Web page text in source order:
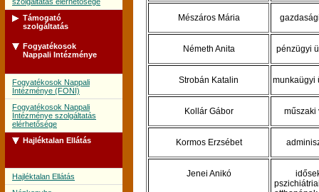
Támogató
szolgáltatás
Támogató szolgálat
szolgáltatás elérhetősége
Fogyatékosok
Nappali Intézménye
Fogyatékosok Nappali
Intézménye (FONI)
Fogyatékosok Nappali
Intézménye szolgáltatás
elérhetősége
Hajléktalan Ellátás
Hajléktalan Ellátás
Mészáros Mária
Németh Anita pénzügyi
Strobán Katalin munkaügyi
Kollár Gábor műszaki
Kormos Erzsébet
Jenei Anikó